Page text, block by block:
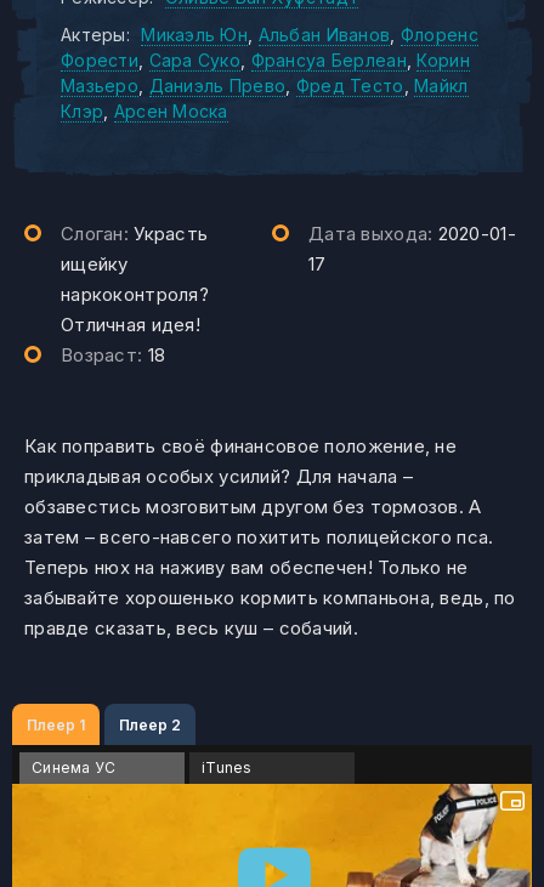
Актеры:
Микаэль Юн Альбан Иванов
Флоренс
Форести
Сара Суко Франсуа Берлеан Корин
Мазьеро
Даниэль Прево Фред Тесто Майкл
Клэр Арсен Моска
Слоган: Украсть
ищейку
наркоконтроля?
Отличная идея!
Дата выхода: 2020-01-
17
Возраст: 18
Как поправить своё финансовое положение, не
прикладывая особых усилий? Для начала –
обзавестись мозговитым другом без тормозов. А
затем – всего-навсего похитить полицейского пса.
Теперь нюх на наживу вам обеспечен! Только не
забывайте хорошенько кормить компаньона, ведь, по
правде сказать, весь куш – собачий.
Плеер 1 Плеер 2
Синема УС iTunes